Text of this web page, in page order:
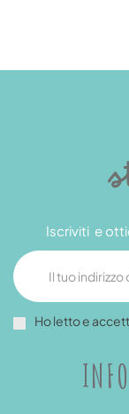
INFO
Iscriviti e
Ho letto e